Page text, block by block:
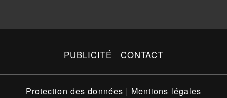
PUBLICITÉ CONTACT
Protection des données | Mentions légales